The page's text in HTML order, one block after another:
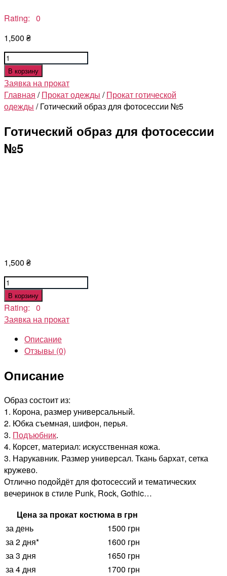
Rating: 0
1,500 ₴
Количество
товара
Готический
образ
для
№5
В корзину
Заявка на прокат
Главная /Прокат одежды /Прокат готической
одежды / Готический образ для фотосессии №5
Готический образ для фотосессии
№5
1,500 ₴
Количество
товара
Готический
образ
фотосессии
№5
В корзину
Rating: 0
Заявка на прокат
Описание
Отзывы (0)
Описание
Образ состоит из:
1. Корона, размер универсальный.
2. Юбка съемная, шифон, перья.
3. Подъюбник.
4. Корсет, материал: искусственная кожа.
3. Нарукавник. Размер универсал. Ткань бархат, сетка
кружево.
Отлично подойдёт для фотосессий и тематических
вечеринок в стиле Punk, Rock, Gothic…
Цена за прокат костюма в грн
за день
1500 грн
за 2 дня*
1600 грн
за 3 дня
1650 грн
за 4 дня
1700 грн